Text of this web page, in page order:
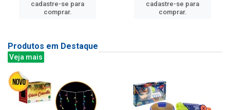
cadastre-se para
comprar.
cadastre-se para
comprar.
Produtos em Destaque
Veja mais